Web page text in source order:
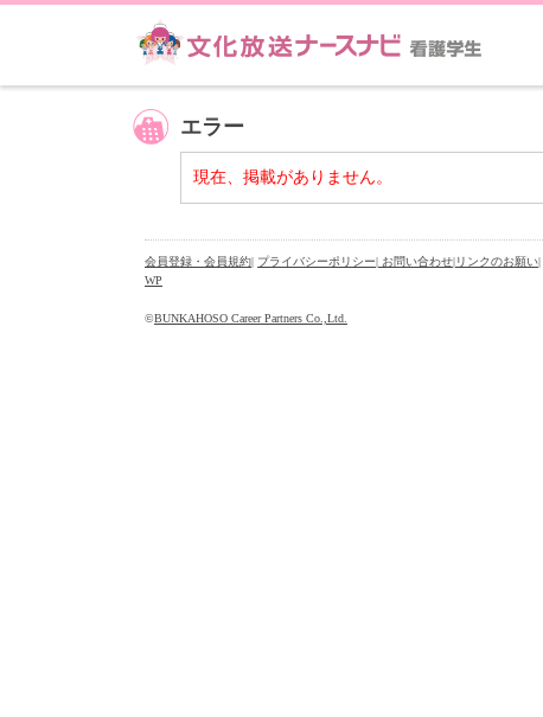
エラー
現在、掲載がありません。
会員登録・会員規約| プライバシーポリシー| お問い合わせ|リンクのお願い|
WP
©BUNKAHOSO Career Partners Co.,Ltd.